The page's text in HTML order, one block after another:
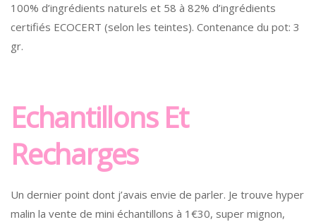
100% d’ingrédients naturels et 58 à 82% d’ingrédients
certifiés ECOCERT (selon les teintes). Contenance du pot: 3
gr.
Echantillons Et
Recharges
Un dernier point dont j’avais envie de parler. Je trouve hyper
malin la vente de mini échantillons à 1€30, super mignon,